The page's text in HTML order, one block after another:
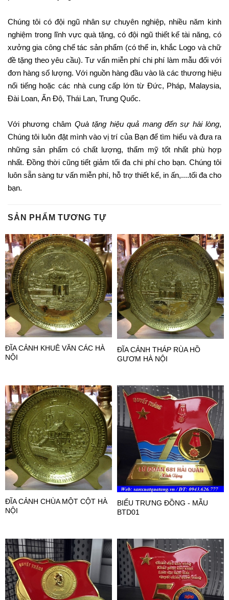
Chúng tôi có đội ngũ nhân sự chuyên nghiệp, nhiều năm kinh
nghiệm trong lĩnh vực quà tặng, có đội ngũ thiết kế tài năng, có
xưởng gia công chế tác sản phẩm (có thể in, khắc Logo và chữ
đề tặng theo yêu cầu). Tư vấn miễn phí chi phí làm mẫu đối với
đơn hàng số lượng. Với nguồn hàng đầu vào là các thương hiệu
nổi tiếng hoặc các nhà cung cấp lớn từ Đức, Pháp, Malaysia,
Đài Loan, Ấn Độ, Thái Lan, Trung Quốc.
Với phương châmQuà tặng hiệu quả mang đến sự hài lòng,
Chúng tôi luôn đặt mình vào vị trí của Bạn để tìm hiểu và đưa ra
những sản phẩm có chất lượng, thẩm mỹ tốt nhất phù hợp
nhất. Đồng thời cũng tiết giảm tối đa chi phí cho bạn. Chúng tôi
luôn sẵn sàng tư vấn miễn phí, hỗ trợ thiết kế, in ấn,....tối đa cho
bạn.
SẢN PHẨM TƯƠNG TỰ
ĐĨA CẢNH KHUÊ VĂN CÁC HÀ
NỘI
ĐĨA CẢNH THÁP RÙA HỒ
GƯƠM HÀ NỘI
ĐĨA CẢNH CHÙA MỘT CỘT HÀ
NỘI
BIỂU TRƯNG ĐỒNG - MẪU
BTD01